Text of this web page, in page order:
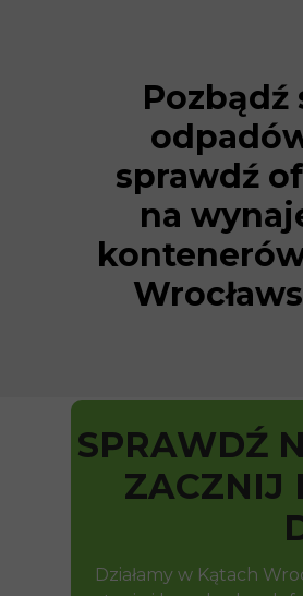
Pozbądź
sprawdź
na
Działamy w Kątach
SPRAWDŹ
ZACZNIJ